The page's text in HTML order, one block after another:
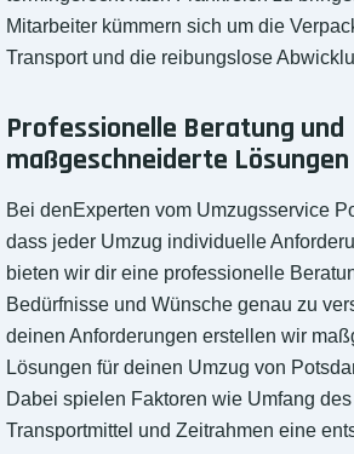
Mitarbeiter kümmern sich um die
Transport und die reibungslose
Professionelle Beratung und
maßgeschneiderte Lösungen
Bei denExperten vom Umzugsservice
dass jeder Umzug individuelle
bieten wir dir eine professionelle
Bedürfnisse und Wünsche genau zu
deinen Anforderungen erstellen wir
Lösungen für deinen Umzug von
Dabei spielen Faktoren wie Umfang
Transportmittel und Zeitrahmen eine